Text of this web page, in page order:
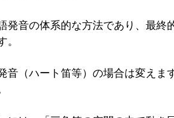
発音の体系的な方法であり、最
。
音（ハート笛等）の場合は変えま